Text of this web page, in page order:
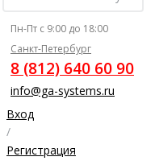
Пн-Пт с 9:00 до 18:00
Санкт-Петербург
8 (812) 640 60 90
info@ga-systems.ru
Вход
/
Регистрация